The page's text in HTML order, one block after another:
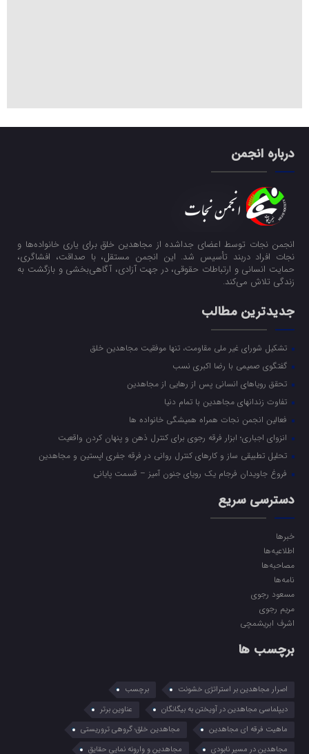
درباره انجمن
انجمن نجات توسط اعضای جداشده از مجاهدین خلق برای یاری خانواده‌ها و
نجات افراد دربند تأسیس شد. این انجمن مستقل، با صداقت، افشاگری،
حمایت انسانی و ارتباطات حقوقی، در جهت آزادی، آگاهی‌بخشی و بازگشت به
زندگی تلاش می‌کند.
جدیدترین مطالب
تشکیل شورای غیر ملی مقاومت، تنها موفقیت مجاهدین خلق
گفتگوی صمیمی با رضا اکبری نسب
تحقق رویاهای انسانی پس از رهایی از مجاهدین
تفاوت زندانهای مجاهدین با تمام دنیا
فعالین انجمن نجات همراه همیشگی خانواده ها
انزوای اجباری؛ ابزار فرقه رجوی برای کنترل ذهن و پنهان کردن واقعیت
تحلیل تطبیقی ساز و کارهای کنترل روانی در فرقه جفری اپستین و مجاهدین
فروغ جاویدان فرجام یک رویای جنون آمیز – قسمت پایانی
دسترسی سریع
خبرها
اطلاعیه‌ها
مصاحبه‌ها
نامه‌ها
مسعود رجوی
مریم رجوی
اشرف ابریشمچی
برچسب ها
اصرار مجاهدین بر استراتژی خشونت
برچسب
دیپلماسی مجاهدین در آویختن به بیگانگان
عناوین برتر
ماهیت فرقه ای مجاهدین
مجاهدین خلق؛ گروهی تروریستی
مجاهدین در مسیر نابودی
مجاهدین و وارونه نمایی حقایق